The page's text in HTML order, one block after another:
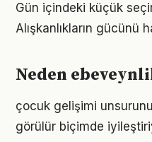
Gün içindeki küçük
Alışkanlıkların gücünü
Neden
çocuk gelişimi
görülür biçimde